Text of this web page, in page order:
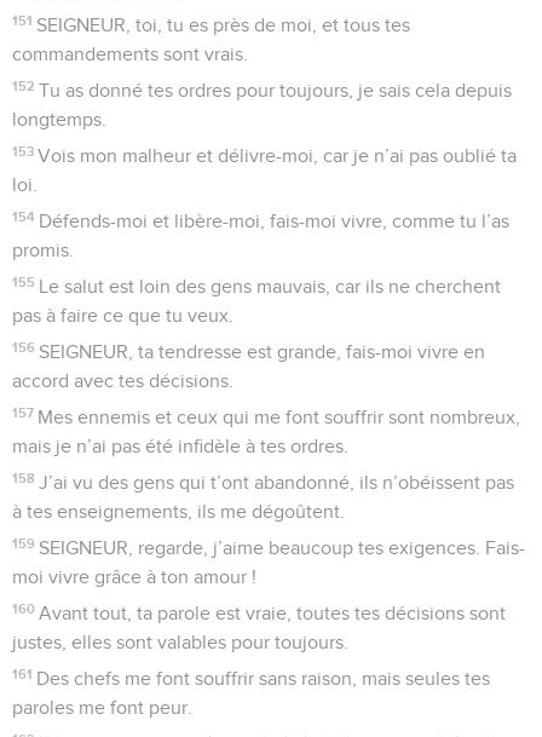
151 SEIGNEUR, toi, tu es près de moi, et tous tes
commandements sont vrais.
152 Tu as donné tes ordres pour toujours, je sais cela depuis
longtemps.
153 Vois mon malheur et délivre-moi, car je n’ai pas oublié ta
loi.
154 Défends-moi et libère-moi, fais-moi vivre, comme tu l’as
promis.
155 Le salut est loin des gens mauvais, car ils ne cherchent
pas à faire ce que tu veux.
156 SEIGNEUR, ta tendresse est grande, fais-moi vivre en
accord avec tes décisions.
157 Mes ennemis et ceux qui me font souffrir sont nombreux,
mais je n’ai pas été infidèle à tes ordres.
158 J’ai vu des gens qui t’ont abandonné, ils n’obéissent pas
à tes enseignements, ils me dégoûtent.
159 SEIGNEUR, regarde, j’aime beaucoup tes exigences. Fais-
moi vivre grâce à ton amour !
160 Avant tout, ta parole est vraie, toutes tes décisions sont
justes, elles sont valables pour toujours.
161 Des chefs me font souffrir sans raison, mais seules tes
paroles me font peur.